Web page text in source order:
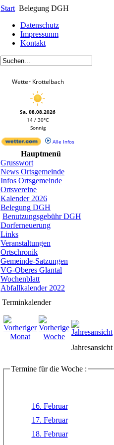
Start Belegung DGH
Datenschutz
Impressunm
Kontakt
Wetter Krottelbach
Sa, 08.08.2026
14 / 30°C
Sonnig
Alle Infos
Hauptmenü
Grusswort
News Ortsgemeinde
Infos Ortsgemeinde
Ortsvereine
Kalender 2026
Belegung DGH
Benutzungsgebühr DGH
Dorferneuerung
Links
Veranstaltungen
Ortschronik
Gemeinde-Satzungen
VG-Oberes Glantal
Wochenblatt
Abfallkalender 2022
Terminkalender
Jahresansicht
Termine für die Woche :
16. Februar
17. Februar
18. Februar